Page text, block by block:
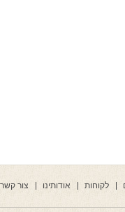
לקוחות אודותינו צור קשר